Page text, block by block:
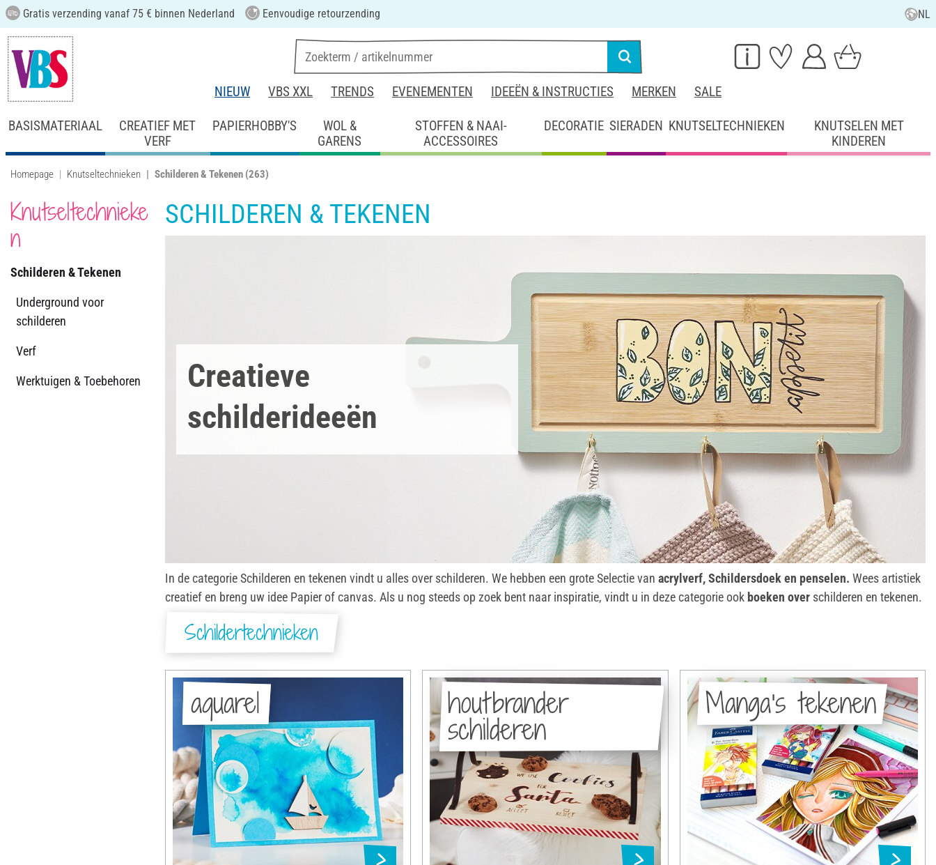
Gratis verzending vanaf 75 € binnen Nederland Eenvoudige retourzending NL
NIEUW VBS XXL TRENDS EVENEMENTEN IDEEËN & INSTRUCTIES MERKEN SALE
BASISMATERIAAL
CREATIEF MET
VERF
PAPIERHOBBY'S
WOL &
GARENS
STOFFEN & NAAI-
ACCESSOIRES
DECORATIE SIERADEN KNUTSELTECHNIEKEN
KNUTSELEN MET
KINDEREN
Homepage Knutseltechnieken Schilderen & Tekenen (263)
Knutseltechnieke
n
Schilderen & Tekenen
Underground voor
schilderen
Verf
Werktuigen & Toebehoren
SCHILDEREN & TEKENEN
Creatieve
schilderideeën
In de categorie Schilderen en tekenen vindt u alles over schilderen. We hebben een grote Selectie van acrylverf, Schildersdoek en penselen. Wees artistiek
creatief en breng uw idee Papier of canvas. Als u nog steeds op zoek bent naar inspiratie, vindt u in deze categorie ook boeken overschilderen en tekenen.
Schildertechnieken
aquarel houtbrander
schilderen
Manga's tekenen